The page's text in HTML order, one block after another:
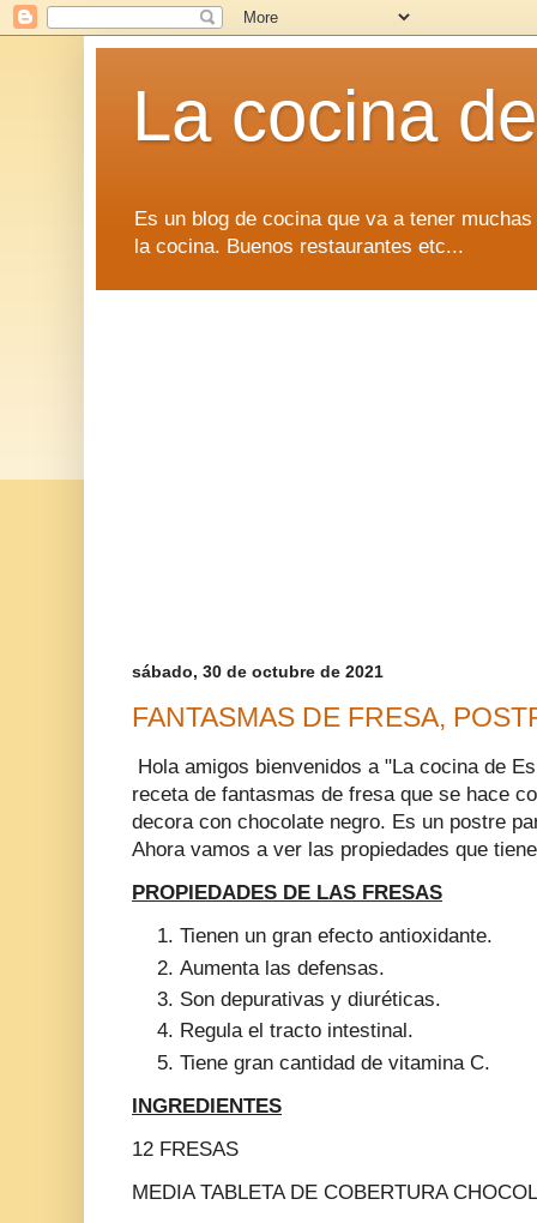
La cocina
Es un blog de cocina que va a tener
la cocina. Buenos restaurantes etc...
sábado, 30 de octubre de 2021
FANTASMAS DE FRESA,
Hola amigos bienvenidos a "La cocina de
receta de fantasmas de fresa que se hace
decora con chocolate negro. Es un postre
Ahora vamos a ver las propiedades que
PROPIEDADES DE LAS FRESAS
Tienen un gran efecto antioxidante.
Aumenta las defensas.
Son depurativas y diuréticas.
Regula el tracto intestinal.
Tiene gran cantidad de vitamina C.
INGREDIENTES
12 FRESAS
MEDIA TABLETA DE COBERTURA